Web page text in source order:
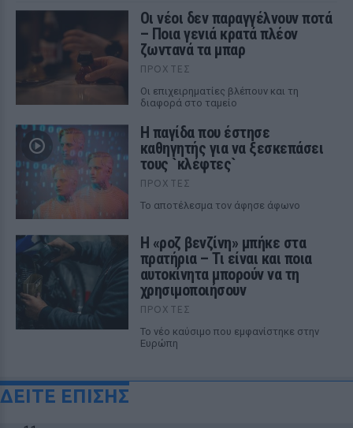
Οι νέοι δεν παραγγέλνουν ποτά
– Ποια γενιά κρατά πλέον
ζωντανά τα μπαρ
ΠΡΟΧΤΈΣ
Οι επιχειρηματίες βλέπουν και τη
διαφορά στο ταμείο
Η παγίδα που έστησε
καθηγητής για να ξεσκεπάσει
τους `κλέφτες`
ΠΡΟΧΤΈΣ
Το αποτέλεσμα τον άφησε άφωνο
Η «ροζ βενζίνη» μπήκε στα
πρατήρια – Τι είναι και ποια
αυτοκίνητα μπορούν να τη
χρησιμοποιήσουν
ΠΡΟΧΤΈΣ
Το νέο καύσιμο που εμφανίστηκε στην
Ευρώπη
ΔΕΙΤΕ ΕΠΙΣΗΣ